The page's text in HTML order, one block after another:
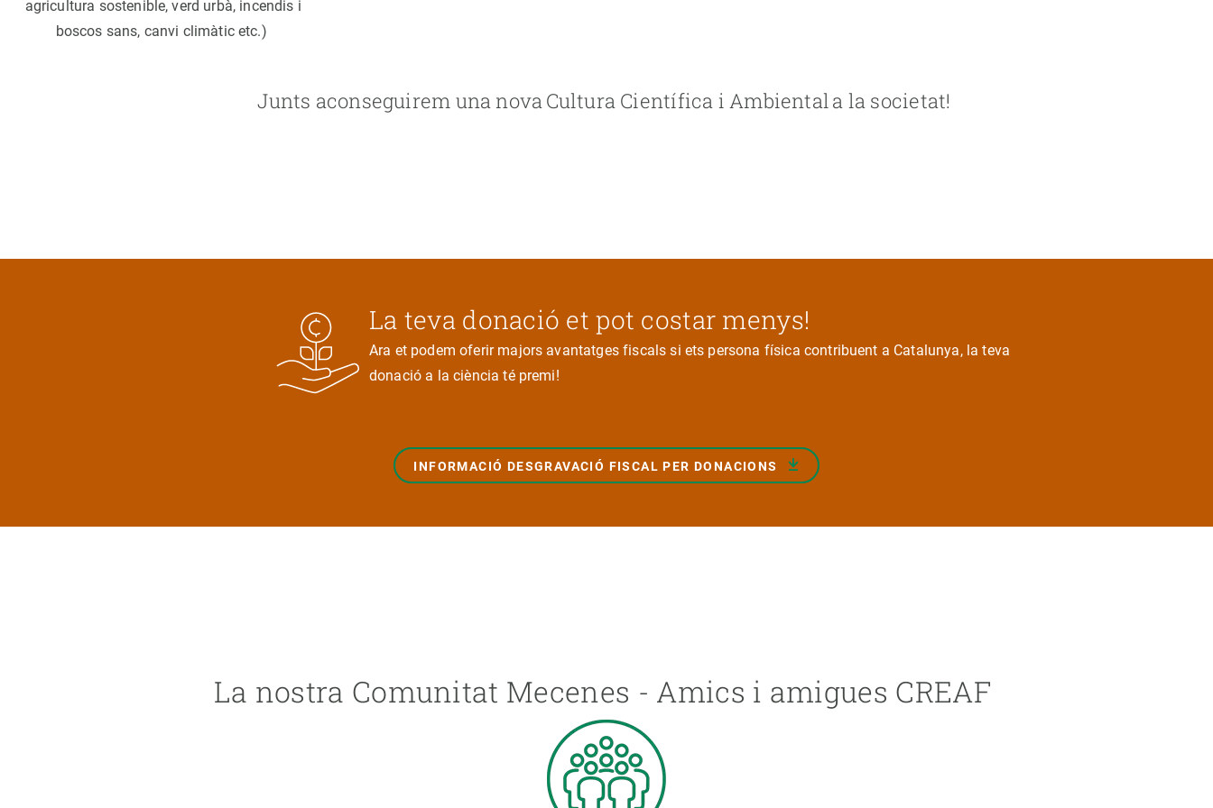
agricultura sostenible, verd urbà, incendis i
boscos sans, canvi climàtic etc.)
Junts aconseguirem una nova Cultura Científica i Ambiental a la societat!
La teva donació et pot costar menys!
Ara et podem oferir majors avantatges fiscals si ets persona física contribuent a Catalunya, la teva
donació a la ciència té premi!
INFORMACIÓ DESGRAVACIÓ FISCAL PER DONACIONS
La nostra Comunitat Mecenes - Amics i amigues CREAF